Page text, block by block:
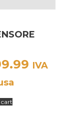
IVA